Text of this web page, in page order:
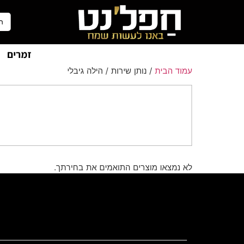
זמרים
עמוד הבית / נותן שירות / הילה גיבלי
לא נמצאו מוצרים התואמים את בחירתך.